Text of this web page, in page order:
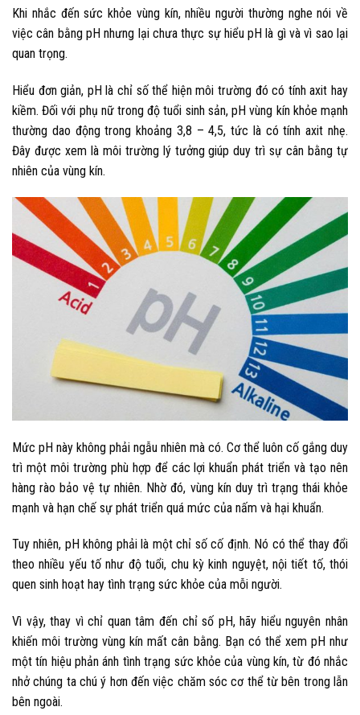
Khi nhắc đến sức khỏe vùng kín, nhiều người thường nghe nói về
việc cân bằng pH nhưng lại chưa thực sự hiểu pH là gì và vì sao lại
quan trọng.
Hiểu đơn giản, pH là chỉ số thể hiện môi trường đó có tính axit hay
kiềm. Đối với phụ nữ trong độ tuổi sinh sản, pH vùng kín khỏe mạnh
thường dao động trong khoảng 3,8 – 4,5, tức là có tính axit nhẹ.
Đây được xem là môi trường lý tưởng giúp duy trì sự cân bằng tự
nhiên của vùng kín.
Mức pH này không phải ngẫu nhiên mà có. Cơ thể luôn cố gắng duy
trì một môi trường phù hợp để các lợi khuẩn phát triển và tạo nên
hàng rào bảo vệ tự nhiên. Nhờ đó, vùng kín duy trì trạng thái khỏe
mạnh và hạn chế sự phát triển quá mức của nấm và hại khuẩn.
Tuy nhiên, pH không phải là một chỉ số cố định. Nó có thể thay đổi
theo nhiều yếu tố như độ tuổi, chu kỳ kinh nguyệt, nội tiết tố, thói
quen sinh hoạt hay tình trạng sức khỏe của mỗi người.
Vì vậy, thay vì chỉ quan tâm đến chỉ số pH, hãy hiểu nguyên nhân
khiến môi trường vùng kín mất cân bằng. Bạn có thể xem pH như
một tín hiệu phản ánh tình trạng sức khỏe của vùng kín, từ đó nhắc
nhở chúng ta chú ý hơn đến việc chăm sóc cơ thể từ bên trong lẫn
bên ngoài.